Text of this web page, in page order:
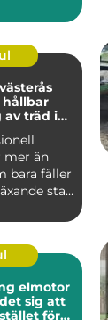
av träd i
mer än
bara fäller
stad
elmotor
sig att
för